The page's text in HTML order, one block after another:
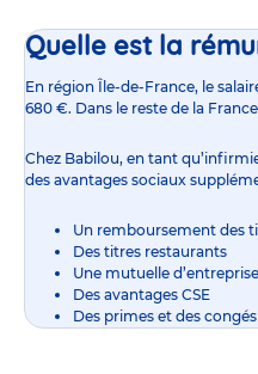
Quelle est la
En région Île-de-France, le
680 €. Dans le reste de la
Chez Babilou, en tant
des avantages sociaux
Un remboursement des
Des titres restaurants
Une mutuelle d’entreprise
Des avantages CSE
Des primes et des